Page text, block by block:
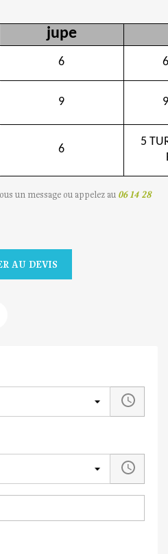
jupe
6
9
6
5
un message ou appelez au 06 14 28
AU DEVIS